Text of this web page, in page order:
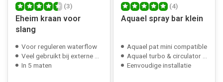
(3)
Eheim kraan voor
slang
Voor reguleren waterflow
Veel gebruikt bij externe filters
In 5 maten
(4)
Aquael spray bar klein
Aquael pat mini compatible
Aquael turbo & circulator 500 compatible
Eenvoudige installatie